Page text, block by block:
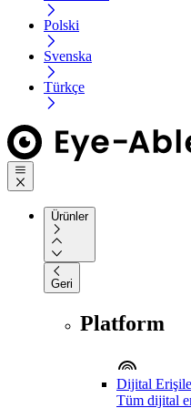
Polski
Svenska
Türkçe
Ürünler
Geri
Platform
Dijital
Tüm dijital